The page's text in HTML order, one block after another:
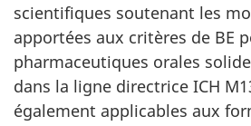
scientifiques soutenant les
apportées aux critères de BE
pharmaceutiques orales
dans la ligne directrice ICH
également applicables aux